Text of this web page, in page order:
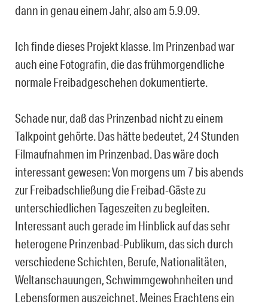
dann in genau einem Jahr, also am 5.9.09.
Ich finde dieses Projekt klasse. Im Prinzenbad war
auch eine Fotografin, die das frühmorgendliche
normale Freibadgeschehen dokumentierte.
Schade nur, daß das Prinzenbad nicht zu einem
Talkpoint gehörte. Das hätte bedeutet, 24 Stunden
Filmaufnahmen im Prinzenbad. Das wäre doch
interessant gewesen: Von morgens um 7 bis abends
zur Freibadschließung die Freibad-Gäste zu
unterschiedlichen Tageszeiten zu begleiten.
Interessant auch gerade im Hinblick auf das sehr
heterogene Prinzenbad-Publikum, das sich durch
verschiedene Schichten, Berufe, Nationalitäten,
Weltanschauungen, Schwimmgewohnheiten und
Lebensformen auszeichnet. Meines Erachtens ein